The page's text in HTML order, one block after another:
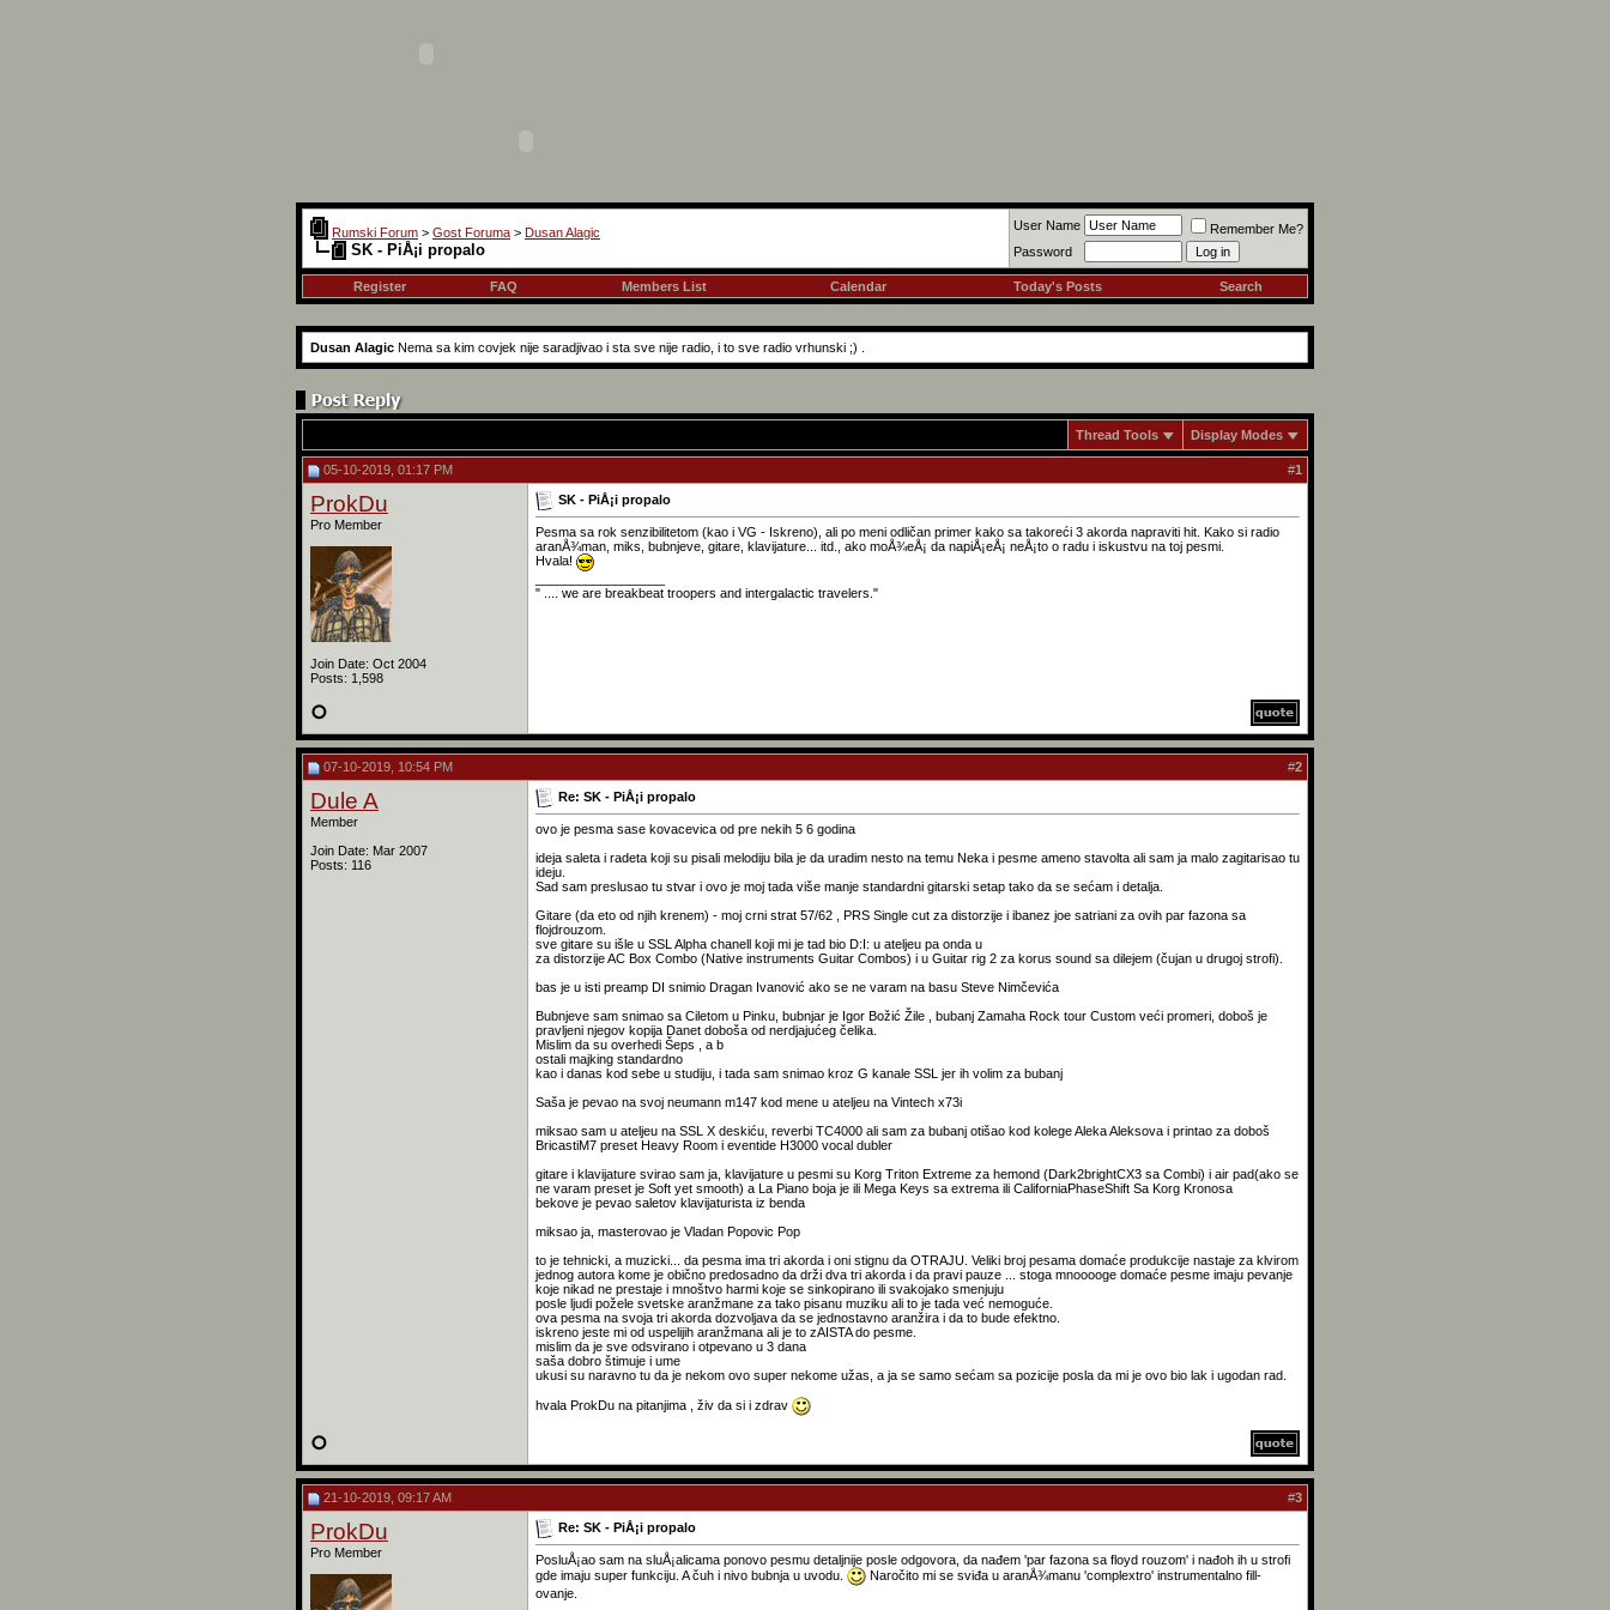
Rumski Forum > Gost Foruma > Dusan Alagic
SK - PiÅ¡i propalo
User Name
Remember Me?
Password
Register FAQ Members List Calendar Today's Posts Search
Dusan Alagic Nema sa kim covjek nije saradjivao i sta sve nije radio, i to sve radio vrhunski ;) .
Thread Tools Display Modes
05-10-2019, 01:17 PM #1
ProkDu
Pro Member
Join Date: Oct 2004
Posts: 1,598
SK - PiÅ¡i propalo
Pesma sa rok senzibilitetom (kao i VG - Iskreno), ali po meni odličan primer kako sa takoreći 3 akorda napraviti hit. Kako si radio
aranÅ¾man, miks, bubnjeve, gitare, klavijature... itd., ako moÅ¾eÅ¡ da napiÅ¡eÅ¡ neÅ¡to o radu i iskustvu na toj pesmi.
Hvala!
" .... we are breakbeat troopers and intergalactic travelers."
07-10-2019, 10:54 PM #2
Dule A
Member
Join Date: Mar 2007
Posts: 116
Re: SK - PiÅ¡i propalo
ovo je pesma sase kovacevica od pre nekih 5 6 godina
ideja saleta i radeta koji su pisali melodiju bila je da uradim nesto na temu Neka i pesme ameno stavolta ali sam ja malo zagitarisao tu
ideju.
Sad sam preslusao tu stvar i ovo je moj tada više manje standardni gitarski setap tako da se sećam i detalja.
Gitare (da eto od njih krenem) - moj crni strat 57/62 , PRS Single cut za distorzije i ibanez joe satriani za ovih par fazona sa
flojdrouzom.
sve gitare su išle u SSL Alpha chanell koji mi je tad bio D:I: u ateljeu pa onda u
za distorzije AC Box Combo (Native instruments Guitar Combos) i u Guitar rig 2 za korus sound sa dilejem (čujan u drugoj strofi).
bas je u isti preamp DI snimio Dragan Ivanović ako se ne varam na basu Steve Nimčevića
Bubnjeve sam snimao sa Ciletom u Pinku, bubnjar je Igor Božić Žile , bubanj Zamaha Rock tour Custom veći promeri, doboš je
pravljeni njegov kopija Danet doboša od nerdjajućeg čelika.
Mislim da su overhedi Šeps , a b
ostali majking standardno
kao i danas kod sebe u studiju, i tada sam snimao kroz G kanale SSL jer ih volim za bubanj
Saša je pevao na svoj neumann m147 kod mene u ateljeu na Vintech x73i
miksao sam u ateljeu na SSL X deskiću, reverbi TC4000 ali sam za bubanj otišao kod kolege Aleka Aleksova i printao za doboš
BricastiM7 preset Heavy Room i eventide H3000 vocal dubler
gitare i klavijature svirao sam ja, klavijature u pesmi su Korg Triton Extreme za hemond (Dark2brightCX3 sa Combi) i air pad(ako se
ne varam preset je Soft yet smooth) a La Piano boja je ili Mega Keys sa extrema ili CaliforniaPhaseShift Sa Korg Kronosa
bekove je pevao saletov klavijaturista iz benda
miksao ja, masterovao je Vladan Popovic Pop
to je tehnicki, a muzicki... da pesma ima tri akorda i oni stignu da OTRAJU. Veliki broj pesama domaće produkcije nastaje za klvirom
jednog autora kome je obično predosadno da drži dva tri akorda i da pravi pauze ... stoga mnooooge domaće pesme imaju pevanje
koje nikad ne prestaje i mnoštvo harmi koje se sinkopirano ili svakojako smenjuju
posle ljudi požele svetske aranžmane za tako pisanu muziku ali to je tada već nemoguće.
ova pesma na svoja tri akorda dozvoljava da se jednostavno aranžira i da to bude efektno.
iskreno jeste mi od uspelijih aranžmana ali je to zAISTA do pesme.
mislim da je sve odsvirano i otpevano u 3 dana
saša dobro štimuje i ume
ukusi su naravno tu da je nekom ovo super nekome užas, a ja se samo sećam sa pozicije posla da mi je ovo bio lak i ugodan rad.
hvala ProkDu na pitanjima , živ da si i zdrav
21-10-2019, 09:17 AM #3
ProkDu
Pro Member
Re: SK - PiÅ¡i propalo
PosluÅ¡ao sam na sluÅ¡alicama ponovo pesmu detaljnije posle odgovora, da nađem 'par fazona sa floyd rouzom' i nađoh ih u strofi
gde imaju super funkciju. A čuh i nivo bubnja u uvodu.
Naročito mi se sviđa u aranÅ¾manu 'complextro' instrumentalno fill-
ovanje.